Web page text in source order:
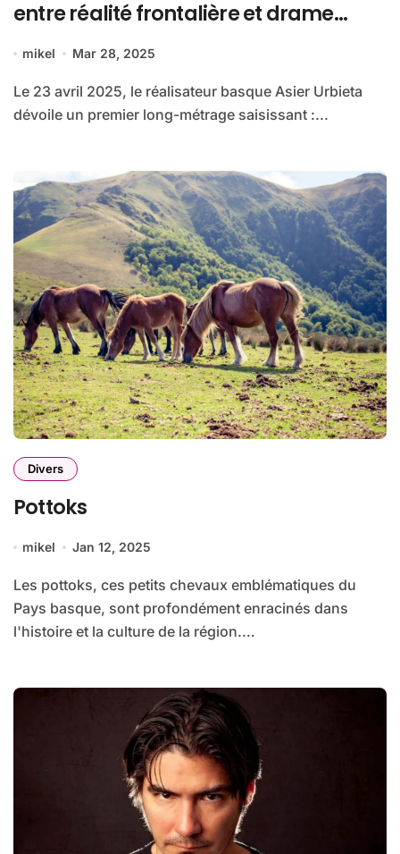
entre réalité frontalière et drame
mikel Mar 28, 2025
Le 23 avril 2025, le réalisateur basque Asier Urbieta
dévoile un premier long-métrage saisissant :...
Divers
Pottoks
mikel Jan 12, 2025
Les pottoks, ces petits chevaux emblématiques du
Pays basque, sont profondément enracinés dans
l'histoire et la culture de la région.…